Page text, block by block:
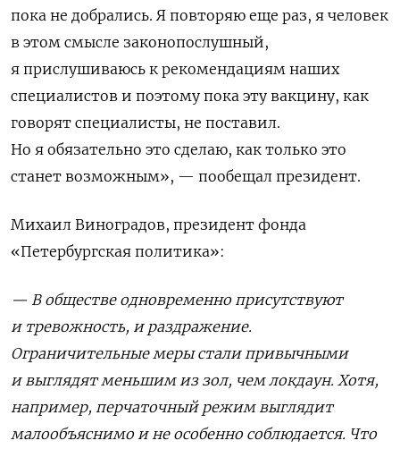
пока не добрались. Я повторяю еще раз, я человек
в этом смысле законопослушный,
я прислушиваюсь к рекомендациям наших
специалистов и поэтому пока эту вакцину, как
говорят специалисты, не поставил.
Но я обязательно это сделаю, как только это
станет возможным», — пообещал президент.
Михаил Виноградов, президент фонда
«Петербургская политика»:
— В обществе одновременно присутствуют
и тревожность, и раздражение.
Ограничительные меры стали привычными
и выглядят меньшим из зол, чем локдаун. Хотя,
например, перчаточный режим выглядит
малообъяснимо и не особенно соблюдается. Что